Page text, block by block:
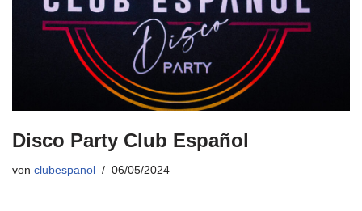
Disco Party Club Español
von clubespanol 06/05/2024